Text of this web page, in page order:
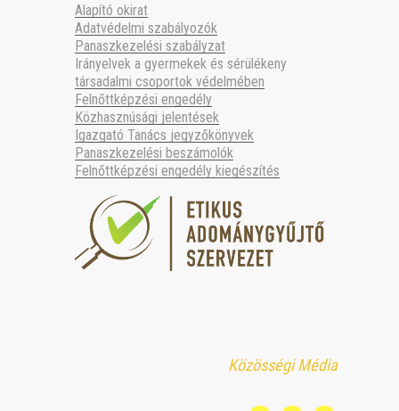
Alapító okirat
Adatvédelmi szabályozók
Panaszkezelési szabályzat
Irányelvek a gyermekek és sérülékeny
társadalmi csoportok védelmében
Felnőttképzési engedély
Közhasznúsági jelentések
Igazgató Tanács jegyzőkönyvek
Panaszkezelési beszámolók
Felnőttképzési engedély kiegészítés
Közösségi Média